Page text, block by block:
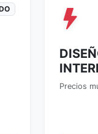
Precios